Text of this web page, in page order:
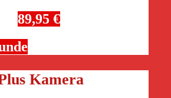
89,95 €
Kamera